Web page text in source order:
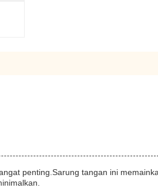
penting.Sarung tangan ini